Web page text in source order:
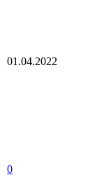
01.04.2022
0